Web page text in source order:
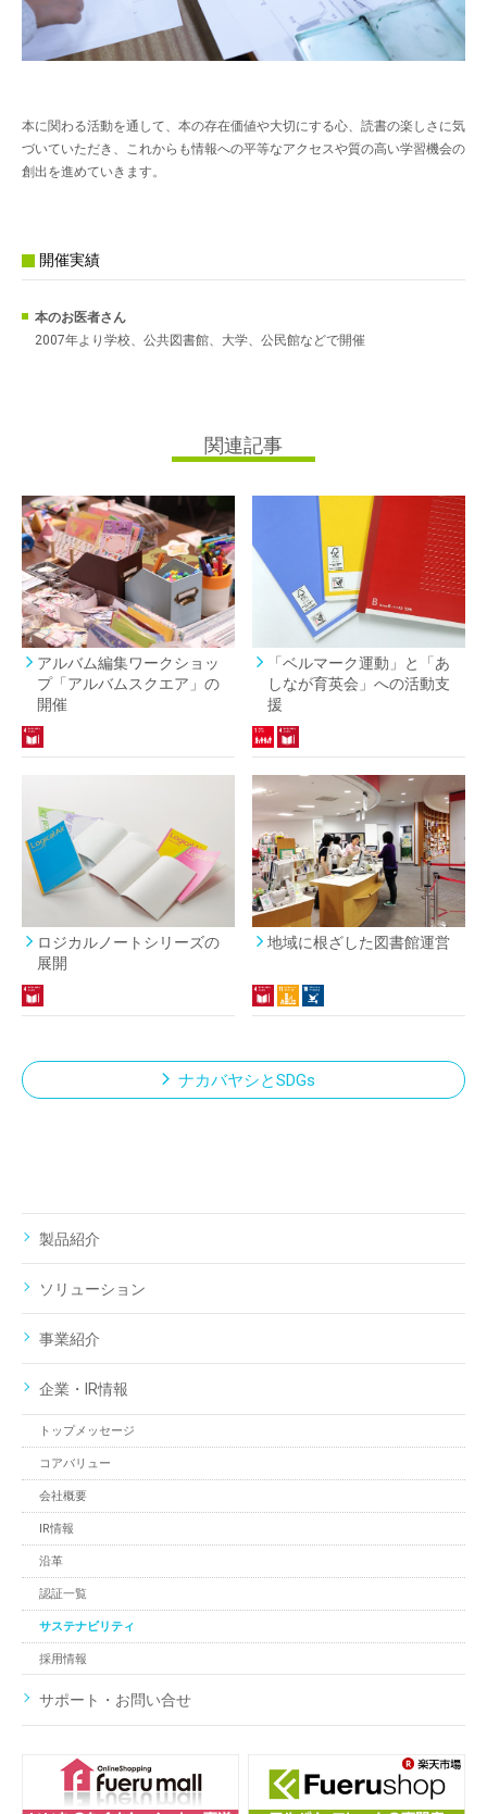
本に関わる活動を通して、本の存在価値や大切にする心、読書の楽しさに気
づいていただき、これからも情報への平等なアクセスや質の高い学習機会の
創出を進めていきます。
開催実績
本のお医者さん
2007年より学校、公共図書館、大学、公民館などで開催
関連記事
アルバム編集ワークショッ
プ「アルバムスクエア」の
開催
「ベルマーク運動」と「あ
しなが育英会」への活動支
援
ロジカルノートシリーズの
展開
地域に根ざした図書館運営
ナカバヤシとSDGs
製品紹介
ソリューション
事業紹介
企業・IR情報
トップメッセージ
コアバリュー
会社概要
IR情報
沿革
認証一覧
サステナビリティ
採用情報
サポート・お問い合せ